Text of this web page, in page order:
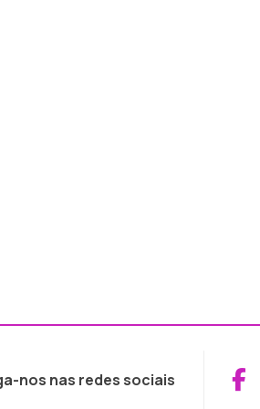
nos nas redes sociais